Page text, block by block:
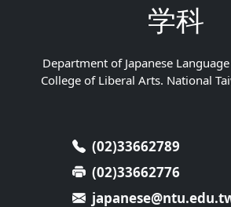
学科
Department of Japanese
College of Liberal Arts. National
(02)33662789
(02)33662776